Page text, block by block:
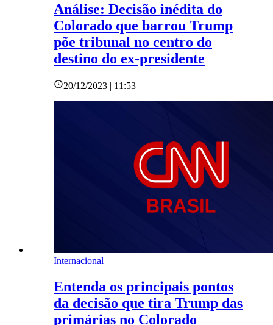
Análise: Decisão inédita do
Colorado que barrou Trump
põe tribunal no centro do
destino do ex-presidente
20/12/2023 | 11:53
Internacional
Entenda os principais pontos
da decisão que tira Trump das
primárias no Colorado